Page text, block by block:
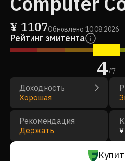
¥ 1107Обновлено 10.08.2026
Рейтинг эмитента
4/7
Доходность
Хорошая
Рекомендация
Держать